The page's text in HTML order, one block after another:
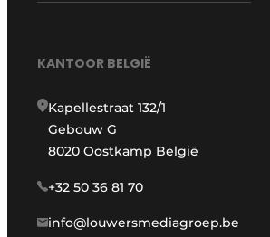
KANTOOR BELGIË
Kapellestraat 132/1
Gebouw G
8020 Oostkamp België
+32 50 36 81 70
info@louwersmediagroep.be